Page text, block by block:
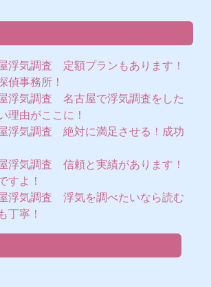
浮気調査 定額プランもあります！
偵事務所！
浮気調査 名古屋で浮気調査をした
理由がここに！
浮気調査 絶対に満足させる！成功
浮気調査 信頼と実績があります！
すよ！
浮気調査 浮気を調べたいなら読む
丁寧！